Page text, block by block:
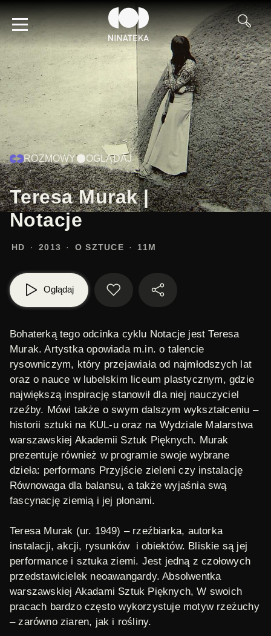
ROZMOWY OGLĄDAJ
Teresa Murak |
Notacje
HD 2013 O SZTUCE 11M
Oglądaj
Bohaterką tego odcinka cyklu Notacje jest Teresa
Murak. Artystka opowiada m.in. o talencie
rysowniczym, który przejawiała od najmłodszych lat
oraz o nauce w lubelskim liceum plastycznym, gdzie
największą inspirację stanowił dla niej nauczyciel
rzeźby. Mówi także o swym dalszym wykształceniu –
historii sztuki na KUL-u oraz na Wydziale Malarstwa
warszawskiej Akademii Sztuk Pięknych. Murak
prezentuje również w programie swoje wybrane
dzieła: performans Przyjście zieleni czy instalację
Równowaga dla balansu, a także wyjaśnia swą
fascynację ziemią i jej plonami.
Teresa Murak (ur. 1949) – rzeźbiarka, autorka
instalacji, akcji, rysunków i obiektów. Bliskie są jej
performance i sztuka ziemi. Jest jedną z czołowych
przedstawicielek neoawangardy. Absolwentka
warszawskiej Akadami Sztuk Pięknych, W swoich
pracach bardzo często wykorzystuje motyw rzeżuchy
– zarówno ziaren, jak i rośliny.